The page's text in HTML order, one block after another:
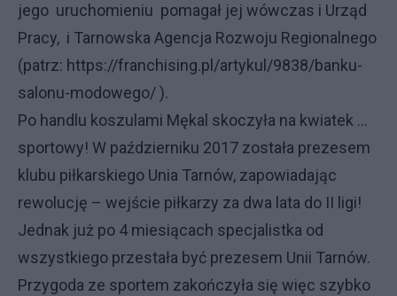
jego uruchomieniu pomagał jej wówczas i Urząd
Pracy, i Tarnowska Agencja Rozwoju Regionalnego
(patrz: https://franchising.pl/artykul/9838/banku-
salonu-modowego/ ).
Po handlu koszulami Mękal skoczyła na kwiatek …
sportowy! W październiku 2017 została prezesem
klubu piłkarskiego Unia Tarnów, zapowiadając
rewolucję – wejście piłkarzy za dwa lata do II ligi!
Jednak już po 4 miesiącach specjalistka od
wszystkiego przestała być prezesem Unii Tarnów.
Przygoda ze sportem zakończyła się więc szybko